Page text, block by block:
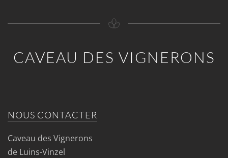
CAVEAU DES VIGNERONS
NOUS CONTACTER
Caveau des Vignerons
de Luins-Vinzel